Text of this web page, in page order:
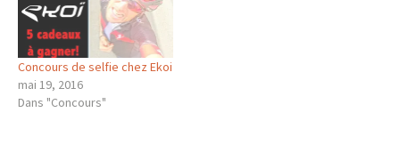
Concours de selfie chez Ekoi
mai 19, 2016
Dans "Concours"